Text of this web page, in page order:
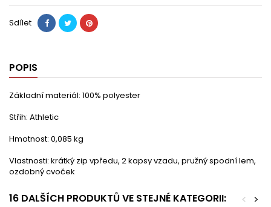
Sdílet
POPIS
Základní materiál: 100% polyester
Střih: Athletic
Hmotnost: 0,085 kg
Vlastnosti: krátký zip vpředu, 2 kapsy vzadu, pružný spodní lem,
ozdobný cvoček
16 DALŠÍCH PRODUKTŮ VE STEJNÉ KATEGORII: >
<